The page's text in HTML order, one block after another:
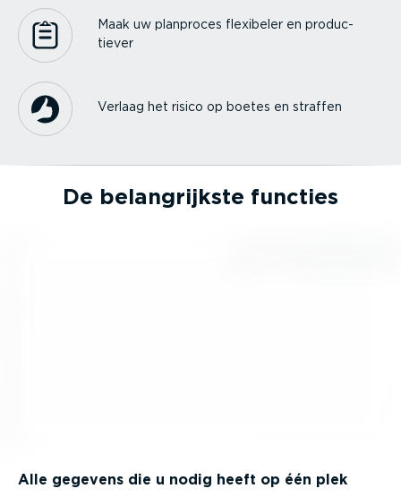
Maak uw planproces flexibeler en produc­
tiever
Verlaag het risico op boetes en straffen
De belang­rijkste functies
Alle gegevens die u nodig heeft op één plek